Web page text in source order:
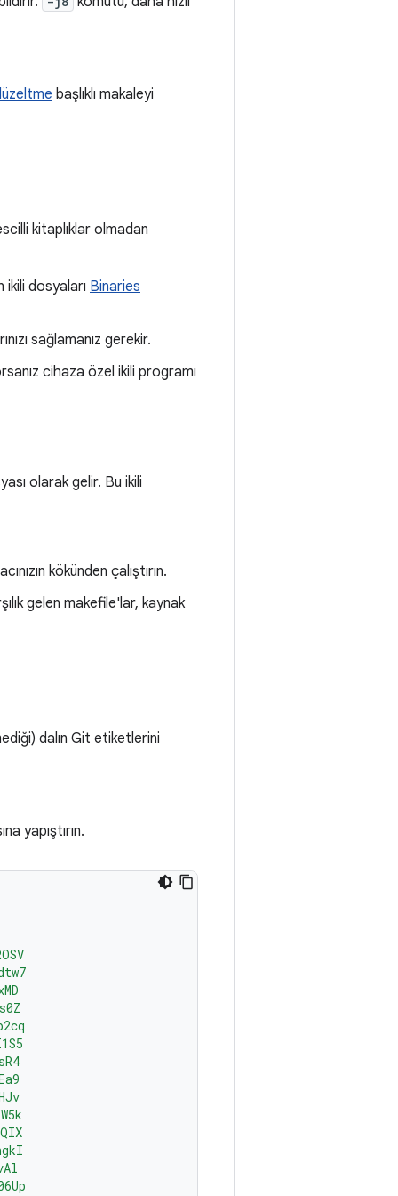
başlıklı makaleyi
kitaplıklar olmadan
ikili dosyaları Binaries
sağlamanız gerekir.
cihaza özel ikili programı
olarak gelir. Bu ikili
kökünden çalıştırın.
gelen makefile'lar, kaynak
dalın Git etiketlerini
yapıştırın.